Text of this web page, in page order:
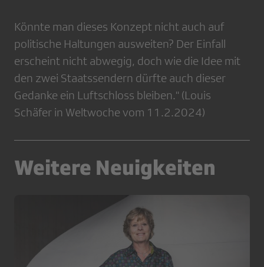
Könnte man dieses Konzept nicht auch auf
politische Haltungen ausweiten? Der Einfall
erscheint nicht abwegig, doch wie die Idee mit
den zwei Staatssendern dürfte auch dieser
Gedanke ein Luftschloss bleiben." (Louis
Schäfer in Weltwoche vom 11.2.2024)
Weitere Neuigkeiten